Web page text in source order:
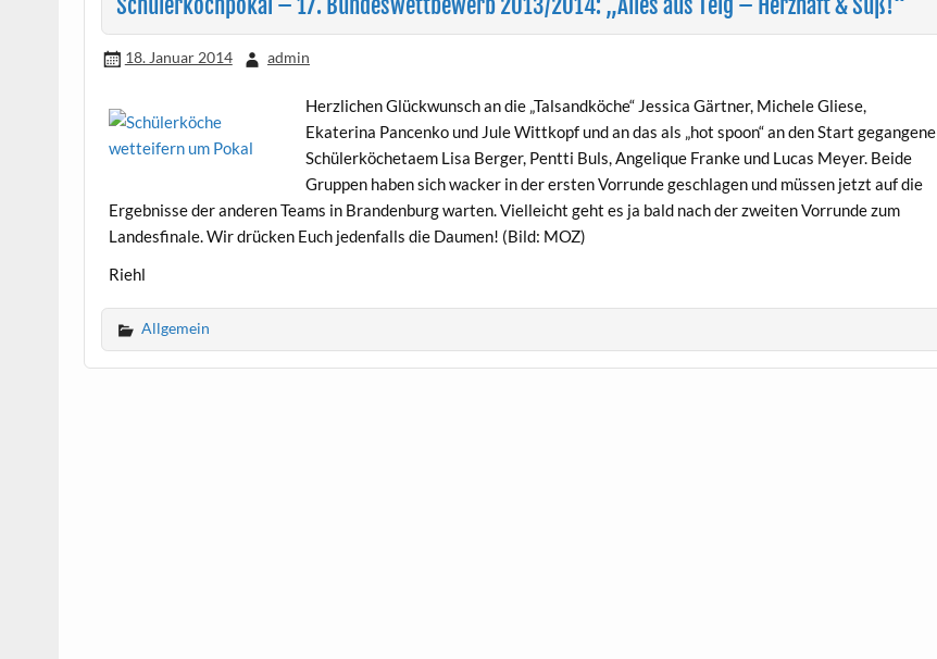
18. Januar 2014 admin
Herzlichen Glückwunsch an die „Talsandköche“ Jessica Gärtner, Michele Gliese,
Ekaterina Pancenko und Jule Wittkopf und an das als „hot spoon“ an den Start gegangene
Schülerköchetaem Lisa Berger, Pentti Buls, Angelique Franke und Lucas Meyer. Beide
Gruppen haben sich wacker in der ersten Vorrunde geschlagen und müssen jetzt auf die
Ergebnisse der anderen Teams in Brandenburg warten. Vielleicht geht es ja bald nach der zweiten Vorrunde zum
Landesfinale. Wir drücken Euch jedenfalls die Daumen! (Bild: MOZ)
Riehl
Allgemein